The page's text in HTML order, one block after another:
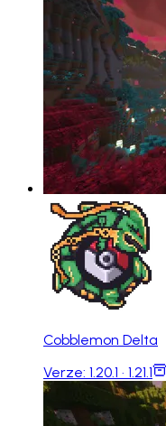
Cobblemon Delta
Verze: 1.20.1 · 1.21.1